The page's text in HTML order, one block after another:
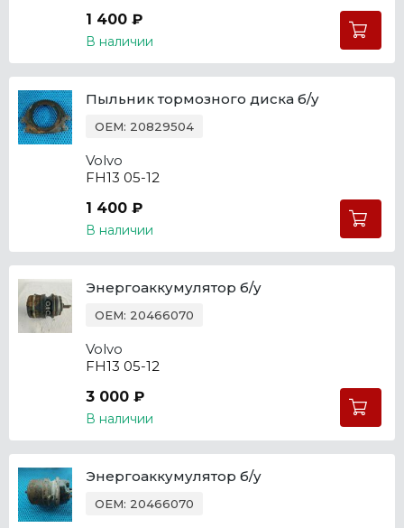
1 400 ₽
В наличии
Пыльник тормозного диска б/у
OEM: 20829504
Volvo
FH13 05-12
1 400 ₽
В наличии
Энергоаккумулятор б/у
OEM: 20466070
Volvo
FH13 05-12
3 000 ₽
В наличии
Энергоаккумулятор б/у
OEM: 20466070